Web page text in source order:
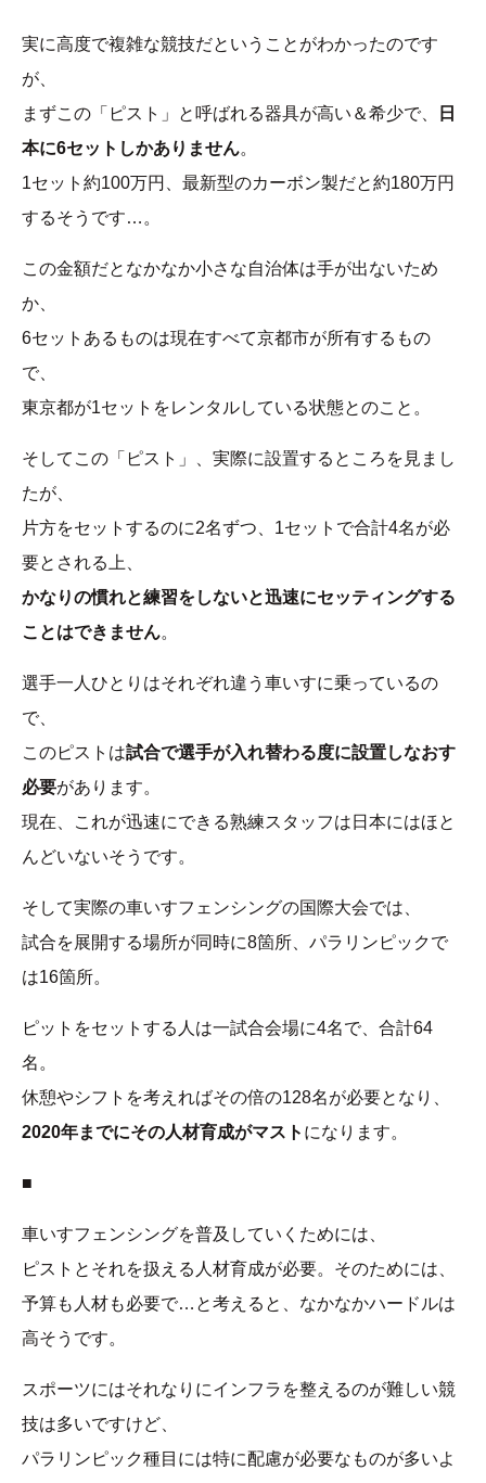
実に高度で複雑な競技だということがわかったのです
が、
まずこの「ピスト」と呼ばれる器具が高い＆希少で、
日
本に6セットしかありません。
1セット約100万円、最新型のカーボン製だと約180万円
するそうです…。
この金額だとなかなか小さな自治体は手が出ないため
か、
6セットあるものは現在すべて京都市が所有するもの
で、
東京都が1セットをレンタルしている状態とのこと。
そしてこの「ピスト」、実際に設置するところを見まし
たが、
片方をセットするのに2名ずつ、1セットで合計4名が必
要とされる上、
かなりの慣れと練習をしないと迅速にセッティングする
ことはできません。
選手一人ひとりはそれぞれ違う車いすに乗っているの
で、
このピストは試合で選手が入れ替わる度に設置しなおす
必要があります。
現在、これが迅速にできる熟練スタッフは日本にはほと
んどいないそうです。
そして実際の車いすフェンシングの国際大会では、
試合を展開する場所が同時に8箇所、パラリンピックで
は16箇所。
ピットをセットする人は一試合会場に4名で、合計64
名。
休憩やシフトを考えればその倍の128名が必要となり、
2020年までにその人材育成がマスト になります。
■
車いすフェンシングを普及していくためには、
ピストとそれを扱える人材育成が必要。そのためには、
予算も人材も必要で…と考えると、なかなかハードルは
高そうです。
スポーツにはそれなりにインフラを整えるのが難しい競
技は多いですけど、
パラリンピック種目には特に配慮が必要なものが多いよ